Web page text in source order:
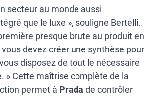
secteur au monde aussi
que le luxe », souligne Bertelli.
presque brute au produit en
devez créer une synthèse pour
disposez de tout le nécessaire
» Cette maîtrise complète de la
permet à Prada de contrôler